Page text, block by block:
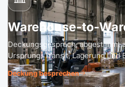
Warehouse-to-
Deckungsgespräch, abgestimmt
Ursprung, Transit, Lagerung und
Deckung besprechen